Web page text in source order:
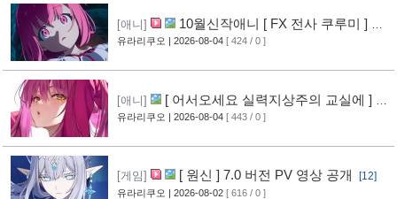
[애니]
10월신작애니 [ FX 전사 쿠루미 ] PV
영상 공개
[6]
유라리쿠오 | 2026-08-04 [ 424 / 0 ]
[애니]
[ 어서오세요 실력지상주의 교실에 ] 블
루레이 VOL.2 표지 공개 [7]
유라리쿠오 | 2026-08-04 [ 443 / 0 ]
[게임] [ 원신 ] 7.0 버전 PV 영상 공개 [12]
유라리쿠오 | 2026-08-02 [ 616 / 0 ]